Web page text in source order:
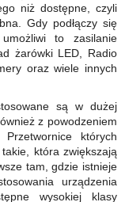
niż dostępne, czyli
Gdy podłączy się
to zasilanie
żarówki LED, Radio
oraz wiele innych
są w dużej
z powodzeniem
których
która zwiększają
tam, gdzie istnieje
urządzenia
wysokiej klasy